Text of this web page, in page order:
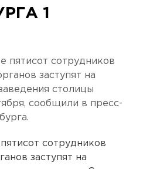
1
сотрудников
заступят на
столицы
сообщили в пресс-
сотрудников
заступят на